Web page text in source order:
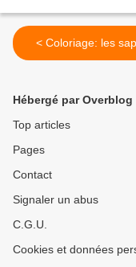
< Coloriage: les
Hébergé par Overblog
Top articles
Pages
Contact
Signaler un abus
C.G.U.
Cookies et données